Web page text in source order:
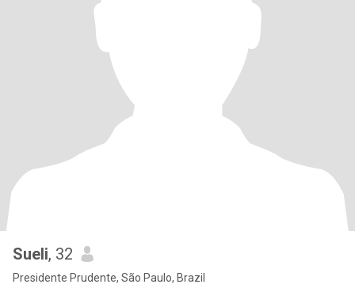
Sueli, 32
Presidente Prudente, São Paulo, Brazil